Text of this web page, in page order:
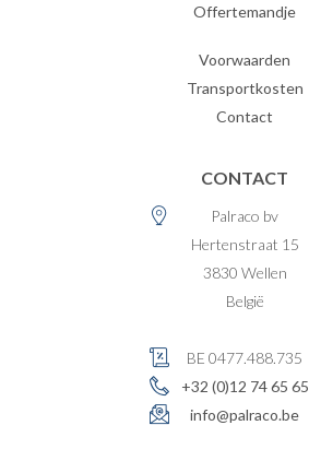
Offertemandje
Voorwaarden
Transportkosten
Contact
CONTACT
Palraco bv
Hertenstraat 15
3830 Wellen
België
BE 0477.488.735
+32 (0)12 74 65 65
info@palraco.be